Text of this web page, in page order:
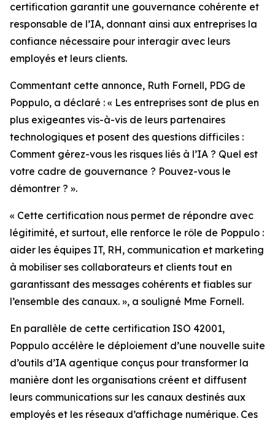
certification garantit une gouvernance cohérente et
responsable de l’IA, donnant ainsi aux entreprises la
confiance nécessaire pour interagir avec leurs
employés et leurs clients.
Commentant cette annonce, Ruth Fornell, PDG de
Poppulo, a déclaré : « Les entreprises sont de plus en
plus exigeantes vis-à-vis de leurs partenaires
technologiques et posent des questions difficiles :
Comment gérez-vous les risques liés à l’IA ? Quel est
votre cadre de gouvernance ? Pouvez-vous le
démontrer ? ».
« Cette certification nous permet de répondre avec
légitimité, et surtout, elle renforce le rôle de Poppulo :
aider les équipes IT, RH, communication et marketing
à mobiliser ses collaborateurs et clients tout en
garantissant des messages cohérents et fiables sur
l’ensemble des canaux. », a souligné Mme Fornell.
En parallèle de cette certification ISO 42001,
Poppulo accélère le déploiement d’une nouvelle suite
d’outils d’IA agentique conçus pour transformer la
manière dont les organisations créent et diffusent
leurs communications sur les canaux destinés aux
employés et les réseaux d’affichage numérique. Ces